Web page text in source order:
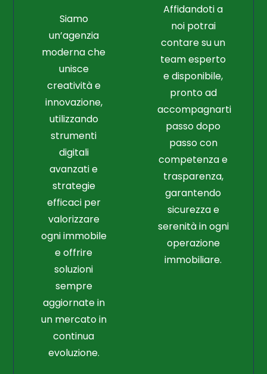
Siamo
un’agenzia
moderna che
unisce
creatività e
innovazione,
utilizzando
strumenti
digitali
avanzati e
strategie
efficaci per
valorizzare
ogni immobile
e offrire
soluzioni
sempre
aggiornate in
un mercato in
continua
evoluzione.
Affidandoti a
noi potrai
contare su un
team esperto
e disponibile,
pronto ad
accompagnarti
passo dopo
passo con
competenza e
trasparenza,
garantendo
sicurezza e
serenità in ogni
operazione
immobiliare.